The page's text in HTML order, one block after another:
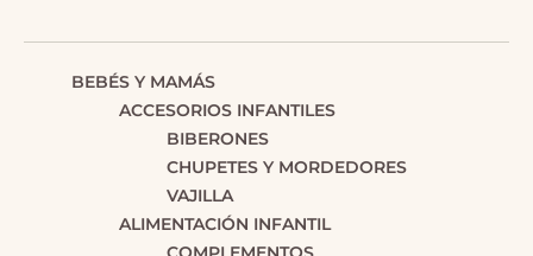
BEBÉS Y MAMÁS
ACCESORIOS INFANTILES
BIBERONES
CHUPETES Y MORDEDORES
VAJILLA
ALIMENTACIÓN INFANTIL